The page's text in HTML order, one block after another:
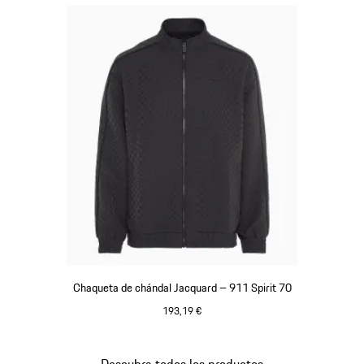
Chaqueta de chándal Jacquard – 911 Spirit 70
193,19 €